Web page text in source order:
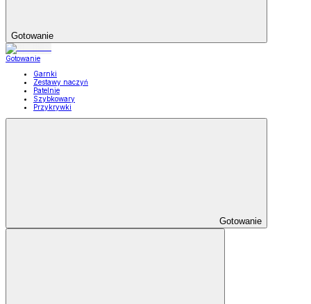
Gotowanie
Gotowanie
Garnki
Zestawy naczyń
Patelnie
Szybkowary
Przykrywki
Gotowanie